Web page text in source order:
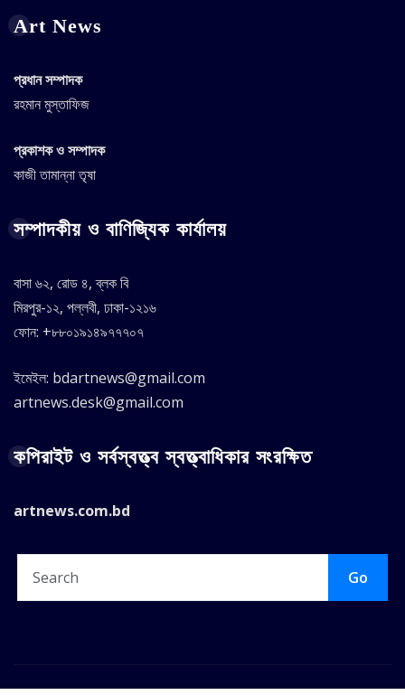
Art News
প্রধান সম্পাদক
রহমান মুস্তাফিজ
প্রকাশক ও সম্পাদক
কাজী তামান্না তৃষা
সম্পাদকীয় ও বাণিজ্যিক কার্যালয়
বাসা ৬২, রোড ৪, ব্লক বি
মিরপুর-১২, পল্লবী, ঢাকা-১২১৬
ফোন: +৮৮০১৯১৪৯৭৭৭০৭
ইমেইল: bdartnews@gmail.com
artnews.desk@gmail.com
কপিরাইট ও সর্বস্বত্ত্ব স্বত্ত্বাধিকার সংরক্ষিত
artnews.com.bd
Go